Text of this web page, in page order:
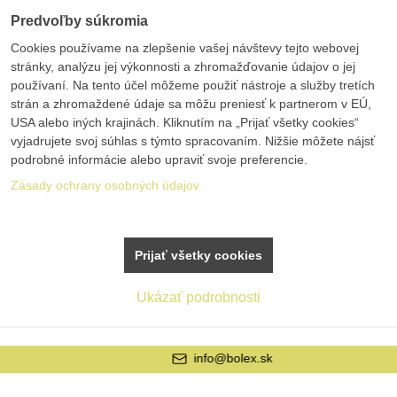
info@bolex.sk
Predvoľby súkromia
Cookies používame na zlepšenie vašej návštevy tejto webovej
stránky, analýzu jej výkonnosti a zhromažďovanie údajov o jej
používaní. Na tento účel môžeme použiť nástroje a služby tretích
strán a zhromaždené údaje sa môžu preniesť k partnerom v EÚ,
USA alebo iných krajinách. Kliknutím na „Prijať všetky cookies“
vyjadrujete svoj súhlas s týmto spracovaním. Nižšie môžete nájsť
podrobné informácie alebo upraviť svoje preferencie.
Zásady ochrany osobných údajov
Ukázať podrobnosti
Prijať všetky cookies